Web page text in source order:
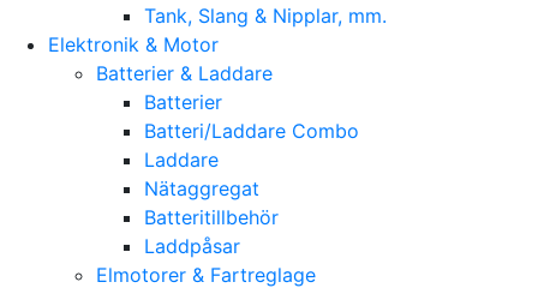
Tank, Slang & Nipplar, mm.
Elektronik & Motor
Batterier & Laddare
Batterier
Batteri/Laddare Combo
Laddare
Nätaggregat
Batteritillbehör
Laddpåsar
Elmotorer & Fartreglage